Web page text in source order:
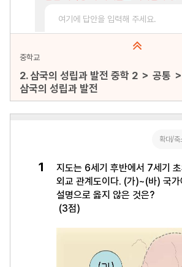
중학교
2. 삼국의 성립과 발전 중학 2 ＞ 공통
삼국의 성립과 발전
문항수 : 30문항
미리보기